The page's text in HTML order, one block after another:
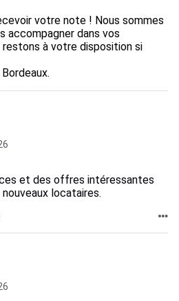
votre note ! Nous sommes
accompagner dans vos
à votre disposition si
et des offres intéressantes
locataires.